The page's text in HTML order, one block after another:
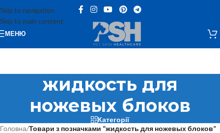
Skip to navigation
Skip to main content
МЕНЮ
жидкость для
ножевых блоков
Категорії
Головна/Товари з позначками “жидкость для ножевых блоков”